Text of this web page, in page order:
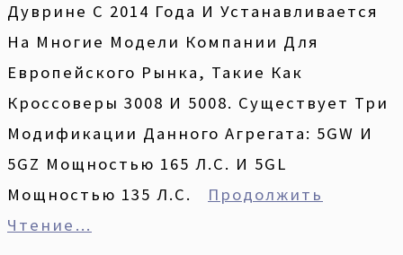
Дуврине С 2014 Года И Устанавливается
На Многие Модели Компании Для
Европейского Рынка, Такие Как
Кроссоверы 3008 И 5008. Существует Три
Модификации Данного Агрегата: 5GW И
5GZ Мощностью 165 Л.с. И 5GL
Мощностью 135 Л.с. Продолжить
Чтение…